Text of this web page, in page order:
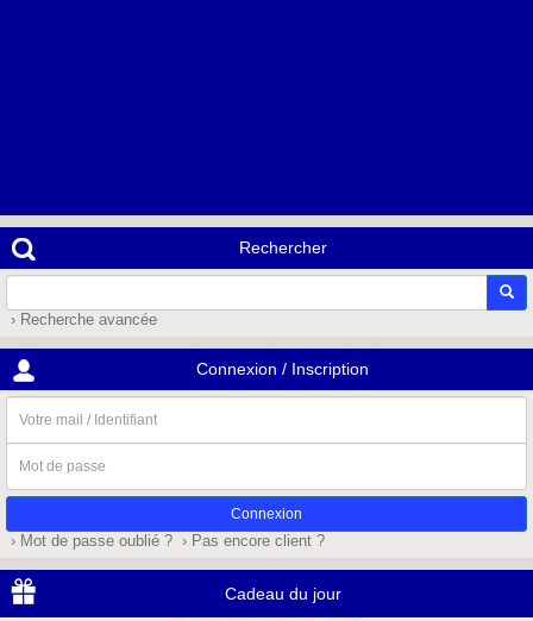
Rechercher
› Recherche avancée
Connexion / Inscription
mail
/
Identifiant
de
passe
› Mot de passe oublié ? › Pas encore client ?
Cadeau du jour